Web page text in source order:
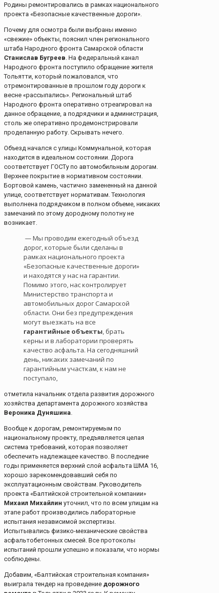
Родины ремонтировались в рамках национального
проекта «Безопасные качественные дороги».
Почему для осмотра были выбраны именно
«свежие» объекты, пояснил член регионального
штаба Народного фронта Самарской области
Станислав Бугреев. На федеральный канал
Народного фронта поступило обращение жителя
Тольятти, который пожаловался, что
отремонтированные в прошлом году дороги к
весне «рассыпались». Региональный штаб
Народного фронта оперативно отреагировал на
данное обращение, а подрядчики и администрация,
столь же оперативно продемонстрировали
проделанную работу. Скрывать нечего.
Объезд начался с улицы Коммунальной, которая
находится в идеальном состоянии. Дорога
соответствует ГОСТу по автомобильным дорогам.
Верхнее покрытие в нормативном состоянии.
Бортовой камень, частично замененный на данной
улице, соответствует нормативам. Технология
выполнена подрядчиком в полном объеме, никаких
замечаний по этому дородному полотну не
возникает.
— Мы проводим ежегодный объезд
дорог, которые были сделаны в
рамках национального проекта
«Безопасные качественные дороги»
и находятся у нас на гарантии.
Помимо этого, нас контролирует
Министерство транспорта и
автомобильных дорог Самарской
области. Они без предупреждения
могут выезжать на все
гарантийные объекты, брать
керны и в лаборатории проверять
качество асфальта. На сегодняшний
день, никаких замечаний по
гарантийным участкам, к нам не
поступало,
отметила начальник отдела развития дорожного
хозяйства департамента дорожного хозяйства
Вероника Дуняшина.
Вообще к дорогам, ремонтируемым по
национальному проекту, предъявляется целая
система требований, которая позволяет
обеспечить надлежащее качество. В последние
годы применяется верхний слой асфальта ШМА 16,
хорошо зарекомендовавший себя по
эксплуатационным свойствам. Руководитель
проекта «Балтийской строительной компании»
Михаил Михайлин уточнил, что по всем улицам на
этапе работ производились лабораторные
испытания независимой экспертизы.
Испытывались физико-механические свойства
асфальтобетонных смесей. Все протоколы
испытаний прошли успешно и показали, что нормы
соблюдены.
Добавим, «Балтийская строительная компания»
выиграла тендер на проведение дорожного